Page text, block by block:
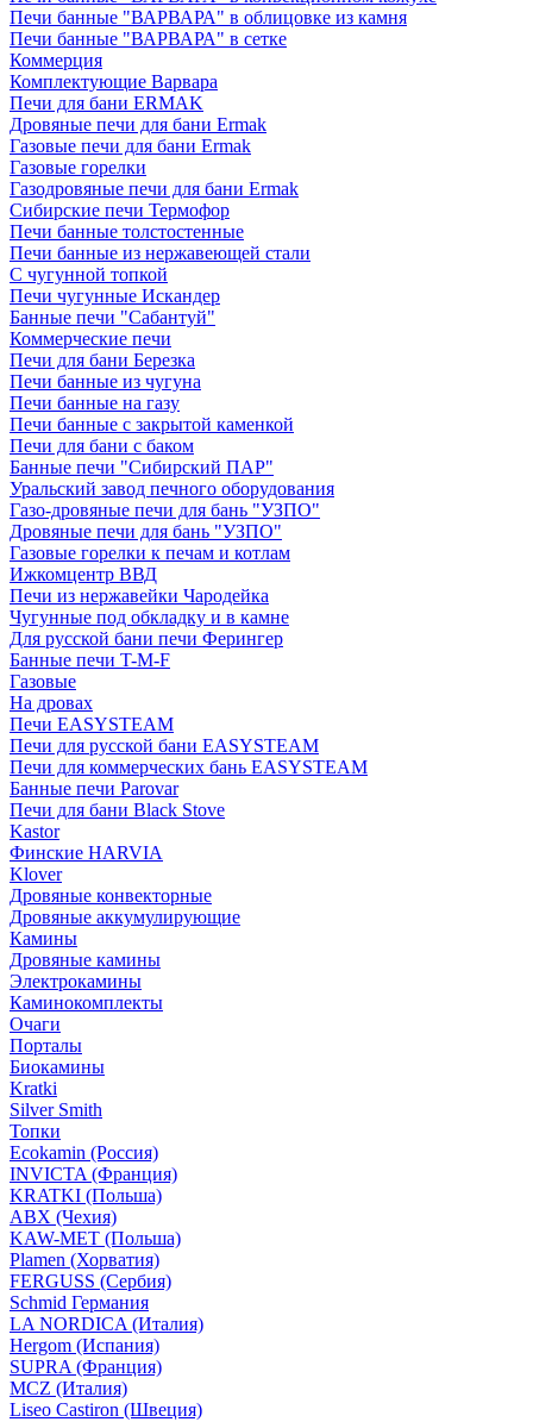
Печи банные "ВАРВАРА" в облицовке из камня
Печи банные "ВАРВАРА" в сетке
Коммерция
Комплектующие Варвара
Печи для бани ERMAK
Дровяные печи для бани Ermak
Газовые печи для бани Ermak
Газовые горелки
Газодровяные печи для бани Ermak
Сибирские печи Термофор
Печи банные толстостенные
Печи банные из нержавеющей стали
С чугунной топкой
Печи чугунные Искандер
Банные печи "Сабантуй"
Коммерческие печи
Печи для бани Березка
Печи банные из чугуна
Печи банные на газу
Печи банные с закрытой каменкой
Печи для бани с баком
Банные печи "Сибирский ПАР"
Уральский завод печного оборудования
Газо-дровяные печи для бань "УЗПО"
Дровяные печи для бань "УЗПО"
Газовые горелки к печам и котлам
Ижкомцентр ВВД
Печи из нержавейки Чародейка
Чугунные под обкладку и в камне
Для русской бани печи Ферингер
Банные печи T-M-F
Газовые
На дровах
Печи EASYSTEAM
Печи для русской бани EASYSTEAM
Печи для коммерческих бань EASYSTEAM
Банные печи Parovar
Печи для бани Black Stove
Kastor
Финские HARVIA
Klover
Дровяные конвекторные
Дровяные аккумулирующие
Камины
Дровяные камины
Электрокамины
Каминокомплекты
Очаги
Порталы
Биокамины
Kratki
Silver Smith
Топки
Ecokamin (Россия)
INVICTA (Франция)
KRATKI (Польша)
ABX (Чехия)
KAW-MET (Польша)
Plamen (Хорватия)
FERGUSS (Сербия)
Schmid Германия
LA NORDICA (Италия)
Hergom (Испания)
SUPRA (Франция)
MCZ (Италия)
Liseo Castiron (Швеция)